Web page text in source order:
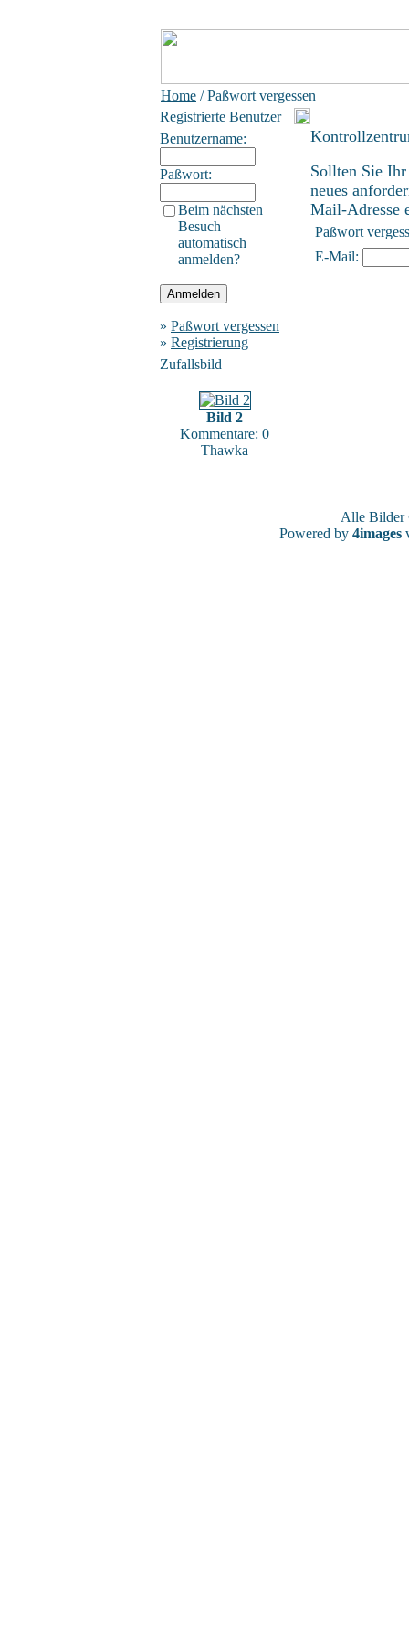
Home / Paßwort vergessen
Registrierte Benutzer
Benutzername:
Paßwort:
Beim nächsten
Besuch
automatisch
anmelden?
» Paßwort vergessen
» Registrierung
Zufallsbild
Bild 2
Kommentare: 0
Thawka
Sollten Sie
neues
Mail-Adresse
Paßwort
E-Mail:
Alle
Powered by 4images